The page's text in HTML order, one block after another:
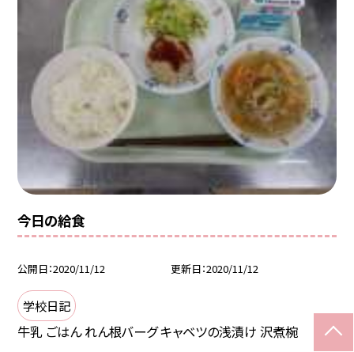
今日の給食
公開日 2020/11/12 更新日 2020/11/12
学校日記
牛乳 ごはん れん根バーグ キャベツの浅漬け 沢煮椀